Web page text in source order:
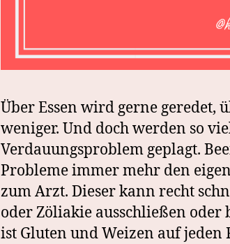
Über Essen wird gerne geredet,
weniger. Und doch werden so
Verdauungsproblem geplagt.
Probleme immer mehr den
zum Arzt. Dieser kann recht
oder Zöliakie ausschließen oder
ist Gluten und Weizen auf jeden